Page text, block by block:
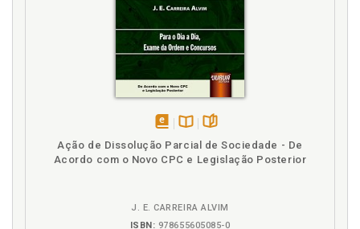
O recurso de apelação no Novo Código De Processo
Civil. Rennan Faria Krüger Thamay/Vanderlei Garcia
O recurso ordinário constitucional. Cristiana Zugno
Pinto Ribeiro, p. 137
Ordem dos processos no tribunal. Tiago Figueiredo
Gonçalves/Rodrigo Mazzei, p. 251
extraordinário do art. 1.042 do novo Código de
disponível
em
Disponível
na
páginas
Ação de Dissolução Parcial de Sociedade - De
Acordo com o Novo CPC e Legislação Posterior
J. E. CARREIRA ALVIM
ISBN: 978655605085-0